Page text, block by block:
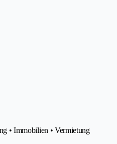
• Immobilien • Vermietung